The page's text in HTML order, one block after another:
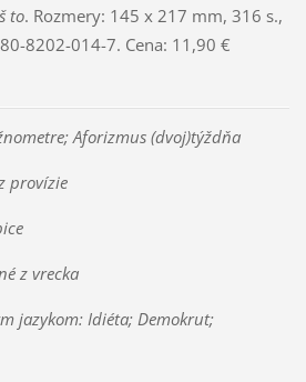
to. Rozmery: 145 x 217 mm, 316 s.,
8202-014-7. Cena: 11,90 €
Aforizmus (dvoj)týždňa
provízie
z vrecka
jazykom: Idiéta; Demokrut;